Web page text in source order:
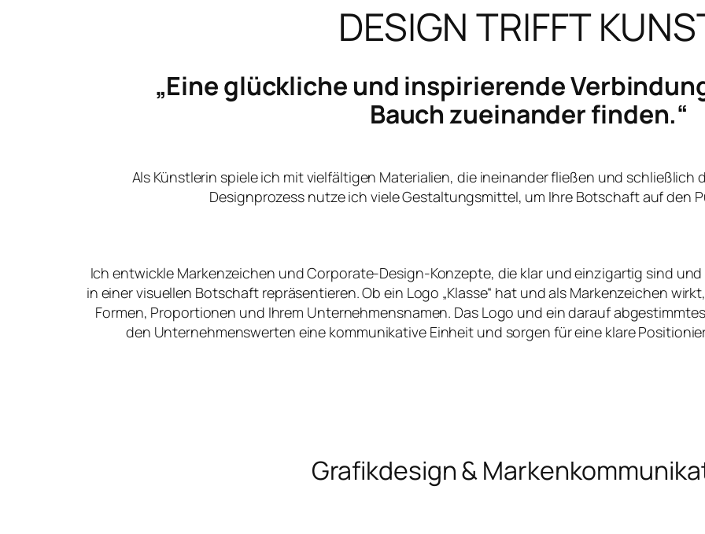
DESIGN TRIFFT
„Eine glückliche und inspirierende
Bauch zueinander finden.“
Als Künstlerin spiele ich mit vielfältigen Materialien, die ineinander fließen und schließlich
Designprozess nutze ich viele Gestaltungsmittel, um Ihre Botschaft auf den
Ich entwickle Markenzeichen und Corporate-Design-Konzepte, die klar und einzigartig sind
in einer visuellen Botschaft repräsentieren. Ob ein Logo „Klasse“ hat und als Markenzeichen
Formen, Proportionen und Ihrem Unternehmensnamen. Das Logo und ein darauf
den Unternehmenswerten eine kommunikative Einheit und sorgen für eine klare
Grafikdesign &